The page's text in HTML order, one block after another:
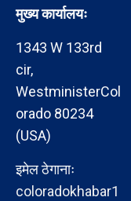
मुख्य कार्यालयः
1343 W 133rd
cir,
WestministerCol
orado 80234
(USA)
इमेल ठेगानाः
coloradokhabar1